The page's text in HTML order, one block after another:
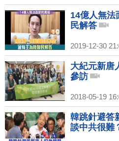
14億人無法
民解答
2019-12-30
大紀元新唐
參訪
2018-05-19
韓跳針避答
談中共很難